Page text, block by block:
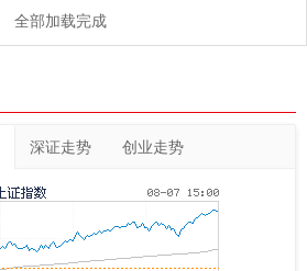
全部加载完成
深证走势 创业走势